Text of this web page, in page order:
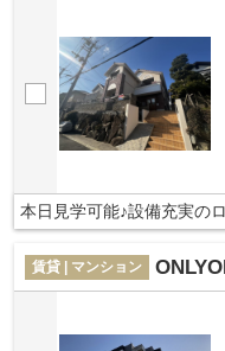
本日見学可能♪設備充実の
賃貸 | マンション